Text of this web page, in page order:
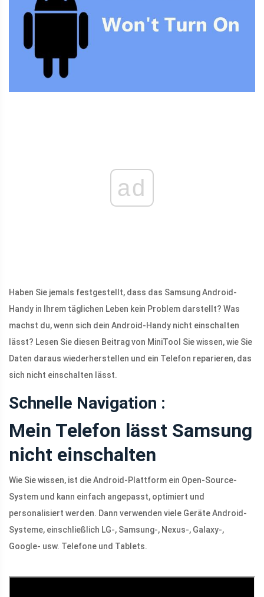
ad
Haben Sie jemals festgestellt, dass das Samsung Android-
Handy in Ihrem täglichen Leben kein Problem darstellt? Was
machst du, wenn sich dein Android-Handy nicht einschalten
lässt? Lesen Sie diesen Beitrag von MiniTool Sie wissen, wie Sie
Daten daraus wiederherstellen und ein Telefon reparieren, das
sich nicht einschalten lässt.
Schnelle Navigation :
Mein Telefon lässt Samsung
nicht einschalten
Wie Sie wissen, ist die Android-Plattform ein Open-Source-
System und kann einfach angepasst, optimiert und
personalisiert werden. Dann verwenden viele Geräte Android-
Systeme, einschließlich LG-, Samsung-, Nexus-, Galaxy-,
Google- usw. Telefone und Tablets.